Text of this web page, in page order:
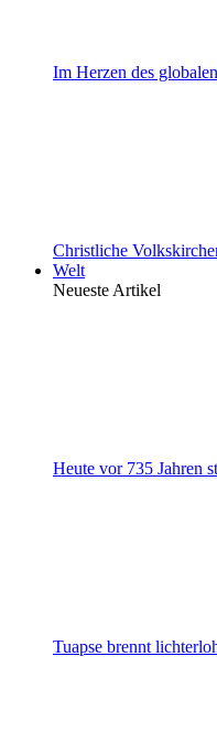
Im Herzen des
Christliche
Welt
Neueste Artikel
Heute vor 735 Jahren
Tuapse brennt